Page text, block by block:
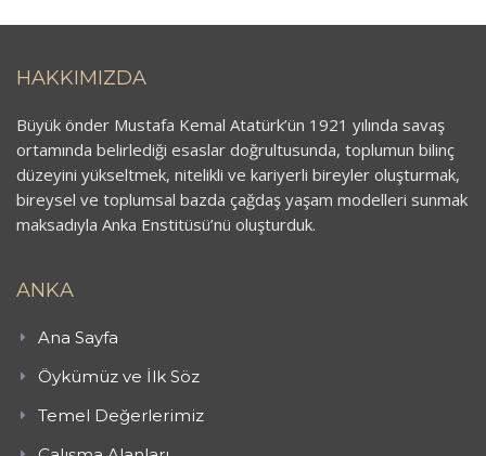
HAKKIMIZDA
Büyük önder Mustafa Kemal Atatürk’ün 1921 yılında savaş
ortamında belirlediği esaslar doğrultusunda, toplumun bilinç
düzeyini yükseltmek, nitelikli ve kariyerli bireyler oluşturmak,
bireysel ve toplumsal bazda çağdaş yaşam modelleri sunmak
maksadıyla Anka Enstitüsü’nü oluşturduk.
ANKA
Ana Sayfa
Öykümüz ve İlk Söz
Temel Değerlerimiz